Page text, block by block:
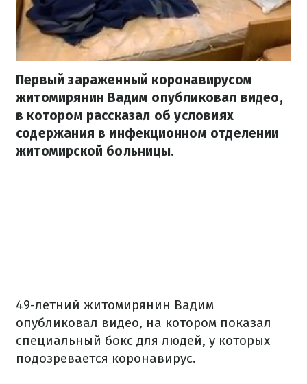
Первый зараженный коронавирусом
житомирянин Вадим опубликовал видео,
в котором рассказал об условиях
содержания в инфекционном отделении
житомирской больницы.
49-летний житомирянин Вадим
опубликовал видео, на котором показал
специальный бокс для людей, у которых
подозревается коронавирус.